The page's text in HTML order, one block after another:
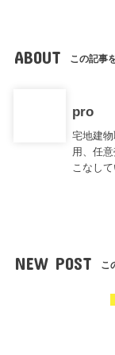
ABOUT この記事
pro
宅地建
用、任
こなし
NEW POST こ